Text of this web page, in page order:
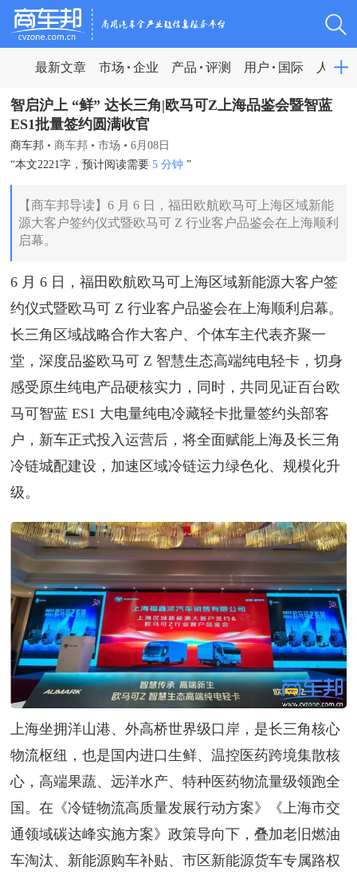
最新文章 市场 企业 产品 评测 用户 国际 人物
智启沪上 “鲜” 达长三角|欧马可Z上海品鉴会暨智蓝
ES1批量签约圆满收官
商车邦 • 商车邦 • 市场 • 6月08日
“本文2221字，预计阅读需要5 分钟”
【商车邦导读】6 月 6 日，福田欧航欧马可上海区域新能
源大客户签约仪式暨欧马可 Z 行业客户品鉴会在上海顺利
启幕。
6 月 6 日，福田欧航欧马可上海区域新能源大客户签
约仪式暨欧马可 Z 行业客户品鉴会在上海顺利启幕。
长三角区域战略合作大客户、个体车主代表齐聚一
堂，深度品鉴欧马可 Z 智慧生态高端纯电轻卡，切身
感受原生纯电产品硬核实力，同时，共同见证百台欧
马可智蓝 ES1 大电量纯电冷藏轻卡批量签约头部客
户，新车正式投入运营后，将全面赋能上海及长三角
冷链城配建设，加速区域冷链运力绿色化、规模化升
级。
上海坐拥洋山港、外高桥世界级口岸，是长三角核心
物流枢纽，也是国内进口生鲜、温控医药跨境集散核
心，高端果蔬、远洋水产、特种医药物流量级领跑全
国。在《冷链物流高质量发展行动方案》《上海市交
通领域碳达峰实施方案》政策导向下，叠加老旧燃油
车淘汰、新能源购车补贴、市区新能源货车专属路权